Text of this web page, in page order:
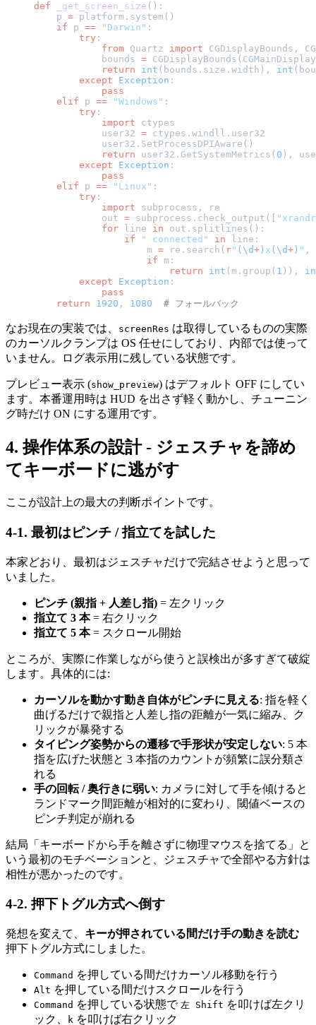
def _get_screen_size ():
    p
= platform.system()
    if
p == "Darwin" :
        try
:
            from
Quartz import CGDisplayBounds,
            bounds
=
            return
int (bounds.size.width), int
        except
Exception :
            pass
    elif
p == "Windows" :
        try
:
            import
ctypes
            user32
= ctypes.windll.user32
            user32.SetProcessDPIAware()
            return
user32.GetSystemMetrics( 0 ),
        except
Exception :
            pass
    elif
p == "Linux" :
        try
:
            import
subprocess, re
            out
= subprocess.check_output([
            for
line in out.splitlines():
                if
" connected" in line:
                    m
= re.search( r" (\d+ ) x (\d+ ) " ,
                    if
m:
                        return
int (m.group( 1 )),
        except
Exception :
            pass
    return
1920 , 1080
  # フォールバック
なお現在の実装では、 screenRes は取得しているものの実際
のカーソルクランプは OS 任せにしており、内部では使って
いません。ログ表示用に残している状態です。
プレビュー表示 (show_preview) はデフォルト OFF にしてい
ます。本番運用時は HUD を出さず軽く動かし、チューニン
グ時だけ ON にする運用です。
4. 操作体系の設計 - ジェスチャを諦め
てキーボードに逃がす
ここが設計上の最大の判断ポイントです。
4-1. 最初はピンチ / 指立てを試した
本家どおり、最初はジェスチャだけで完結させようと思って
いました。
ピンチ (親指 + 人差し指) = 左クリック
指立て 3 本= 右クリック
指立て 5 本= スクロール開始
ところが、実際に作業しながら使うと誤検出が多すぎて破綻
します。具体的には:
カーソルを動かす動き自体がピンチに見える: 指を軽く
曲げるだけで親指と人差し指の距離が一気に縮み、ク
リックが暴発する
タイピング姿勢からの遷移で手形状が安定しない: 5 本
指を広げた状態と 3 本指のカウントが頻繁に誤分類さ
れる
手の回転 / 奥行きに弱い: カメラに対して手を傾けると
ランドマーク間距離が相対的に変わり、閾値ベースの
ピンチ判定が崩れる
結局「キーボードから手を離さずに物理マウスを捨てる」と
いう最初のモチベーションと、ジェスチャで全部やる方針は
相性が悪かったのです。
4-2. 押下トグル方式へ倒す
発想を変えて、 キーが押されている間だけ手の動きを読む
押下トグル方式にしました。
Command を押している間だけカーソル移動を行う
Alt を押している間だけスクロールを行う
Command を押している状態で 左 Shift を叩けば左クリ
ック、
k を叩けば右クリック